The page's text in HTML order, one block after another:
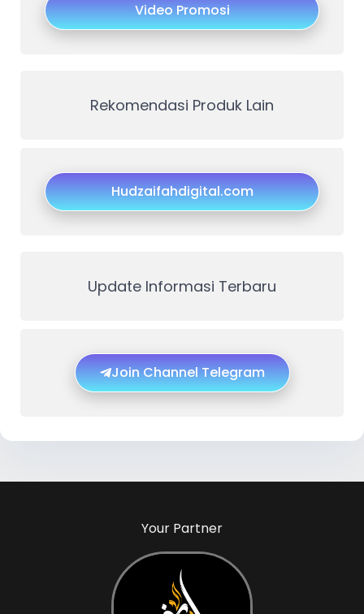
Video Promosi
Rekomendasi Produk Lain
Hudzaifahdigital.com
Update Informasi Terbaru
Join Channel Telegram
Your Partner